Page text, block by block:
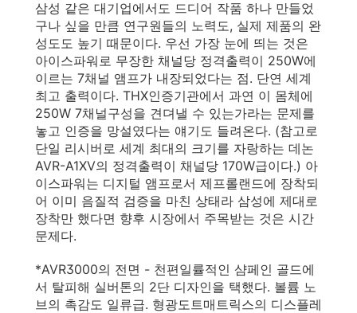
삼성 같은 대기업에서도 드디어 작품 하나 만들었
구나 싶을 만큼 연구원들의 노력도, 실제 제품의 완
성도도 높기 때문이다. 우선 가장 눈에 띄는 것은
아이스파워로 무장한 채널당 정격출력이 250W에
이르는 7채널 앰프가 내장되었다는 점. 단연 세계
최고 출력이다. THX인증기관에서 과연 이 몸체에
250W 7채널구성을 견뎌낼 수 있는가라는 문제를
놓고 인증을 망설였다는 얘기도 들려온다. (참고로
단일 리시버로 세계 최대의 크기를 자랑하는 데논
AVR-A1XV의 정격출력이 채널당 170W급이다.) 아
이스파워는 디지털 앰프로서 제프롤랜드에 장착되
어 이미 음질적 검증을 마친 상태라 삼성에 제대로
장착만 했다면 향후 시장에서 주목받는 것은 시간
문제다.
*AVR3000의 전면 - 천편일률적인 샴페인 골드에
서 탈피해 실버톤의 2단 디자인을 택했다. 볼륨 노
브의 촉감도 일류급. 형광도트매트릭스의 디스플레